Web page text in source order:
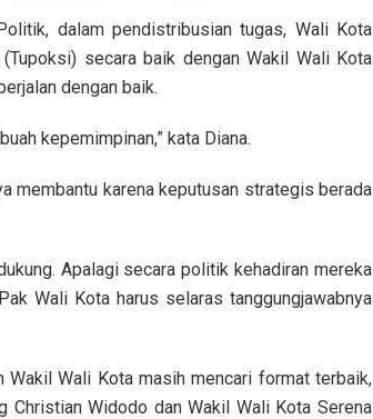
dalam pendistribusian tugas, Wali Kota
secara baik dengan Wakil Wali Kota
dengan baik.
kepemimpinan,” kata Diana.
membantu karena keputusan strategis berada
Apalagi secara politik kehadiran mereka
Wali Kota harus selaras tanggungjawabnya
Wali Kota masih mencari format terbaik,
Christian Widodo dan Wakil Wali Kota Serena